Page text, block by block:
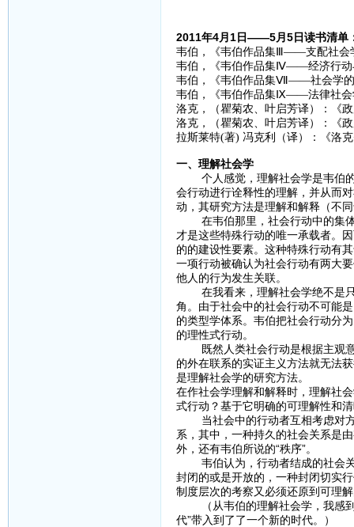
2011年4月1日——5月5日读书清单
韦伯，《韦伯作品集Ⅲ——支配社会
韦伯，《韦伯作品集Ⅳ——经济行动
韦伯，《韦伯作品集Ⅶ——社会学的
韦伯，《韦伯作品集Ⅸ——法律社会
洛克，（瞿菊农、叶启芳译）：《
洛克，（瞿菊农、叶启芳译）：《
拉斯莱特(著) 冯克利（译）：《洛
一、理解社会学
个人感觉，理解社会学是韦伯的
会行动进行诠释性的理解，并从而
动，其研究方法是理解和解释（不
在韦伯那里，社会行动中的集体
才是这些特殊行动的唯一承载者。
的的建设性要素。这种特殊行动有
一项行动被确认为社会行动有两大
他人的行为发生关联。
在我看来，理解社会学绝不是只
角。由于社会中的社会行动不可能
的类型学体系。韦伯把社会行动分
的理性式行动。
既然人类社会行动是根据主观意
的外在联系的实证主义方法就无法
是理解社会学的研究方法。
在作社会学理解和解释时，理解社
式行动？基于它明确的可理解性和
当社会中的行动者互相考虑对方
系，其中，一种持久的社会关系是
外，还有韦伯所说的“秩序”。
韦伯认为，行动者结成的社会关
封闭的或是开放的，一种封闭切实
制度层次的考察又必须还原到可理
（从韦伯的理解社会学，我感到
代”带入到了了一个新的时代。）